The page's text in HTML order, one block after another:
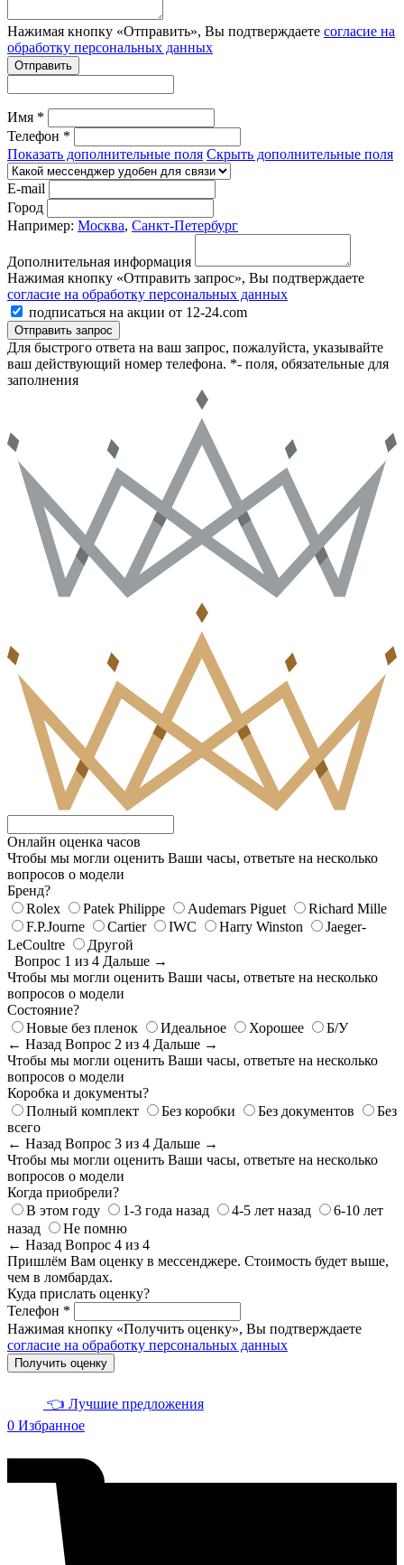
Нажимая кнопку «Отправить», Вы подтверждаете согласие на
обработку персональных данных
Отправить
Имя *
Телефон *
Показать дополнительные поля Скрыть дополнительные поля
E-mail
Город
Например: Москва, Санкт-Петербург
Дополнительная информация
Нажимая кнопку «Отправить запрос», Вы подтверждаете
согласие на обработку персональных данных
подписаться на акции от 12-24.com
Отправить запрос
Для быстрого ответа на ваш запрос, пожалуйста, указывайте
ваш действующий номер телефона. *- поля, обязательные для
заполнения
Онлайн оценка часов
Чтобы мы могли оценить Ваши часы, ответьте на несколько
вопросов о модели
Бренд?
Rolex
Patek Philippe Audemars Piguet
Richard Mille
F.P.Journe
Cartier IWC Harry Winston
Jaeger-
LeCoultre
Другой
Вопрос 1 из 4 Дальше →
Чтобы мы могли оценить Ваши часы, ответьте на несколько
вопросов о модели
Состояние?
Новые без пленок
Идеальное Хорошее
Б/У
← Назад Вопрос 2 из 4 Дальше →
Чтобы мы могли оценить Ваши часы, ответьте на несколько
вопросов о модели
Коробка и документы?
Полный комплект
Без коробки Без документов
Без
всего
← Назад Вопрос 3 из 4 Дальше →
Чтобы мы могли оценить Ваши часы, ответьте на несколько
вопросов о модели
Когда приобрели?
В этом году
1-3 года назад 4-5 лет назад
6-10 лет
назад
Не помню
← Назад Вопрос 4 из 4
Пришлём Вам оценку в мессенджере. Стоимость будет выше,
чем в ломбардах.
Куда прислать оценку?
Телефон *
Нажимая кнопку «Получить оценку», Вы подтверждаете
согласие на обработку персональных данных
Получить оценку
👈 Лучшие предложения
0 Избранное